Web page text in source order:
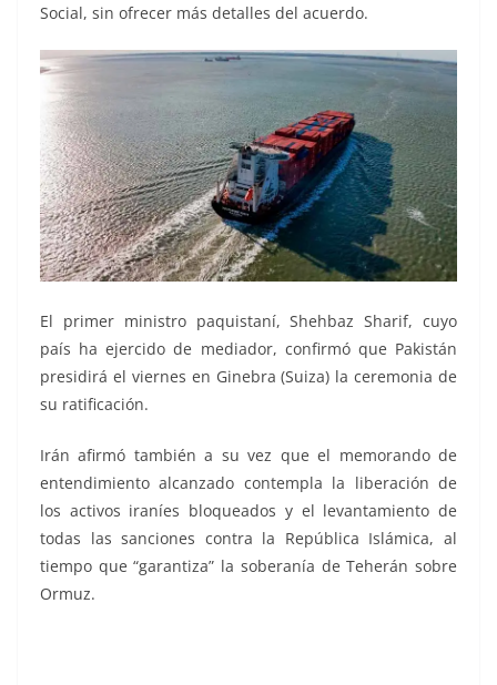
Social, sin ofrecer más detalles del acuerdo.
El primer ministro paquistaní, Shehbaz Sharif, cuyo
país ha ejercido de mediador, confirmó que Pakistán
presidirá el viernes en Ginebra (Suiza) la ceremonia de
su ratificación.
Irán afirmó también a su vez que el memorando de
entendimiento alcanzado contempla la liberación de
los activos iraníes bloqueados y el levantamiento de
todas las sanciones contra la República Islámica, al
tiempo que “garantiza” la soberanía de Teherán sobre
Ormuz.